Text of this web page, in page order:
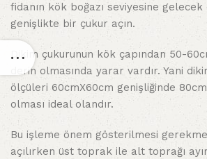
fidanın kök boğazı seviyesine
genişlikte bir çukur açın.
Dikim çukurunun kök çapından 50-
derin olmasında yarar vardır. Yani
ölçüleri 60cmX60cm genişliğinde
olması ideal olandır.
Bu işleme önem gösterilmesi
açılırken üst toprak ile alt toprağı